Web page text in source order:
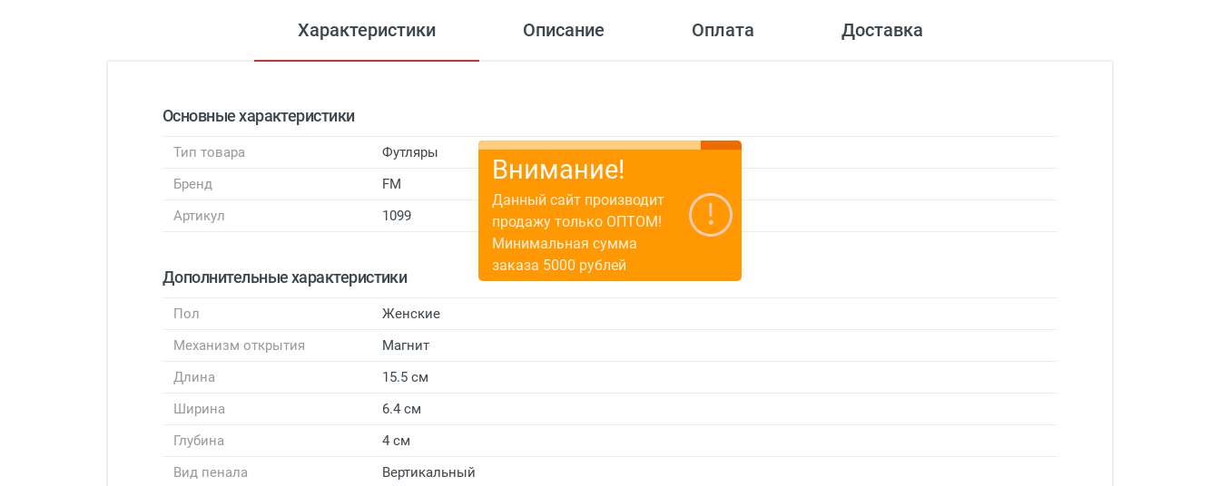
Характеристики Описание Оплата Доставка
Основные характеристики
Тип товара
Футляры
Бренд
FM
Артикул
1099
Дополнительные характеристики
Пол
Женские
Механизм открытия
Магнит
Длина
15.5 см
Ширина
6.4 см
Глубина
4 см
Вид пенала
Вертикальный
Внимание!
Данный сайт производит
продажу только ОПТОМ!
Минимальная сумма
заказа 5000 рублей